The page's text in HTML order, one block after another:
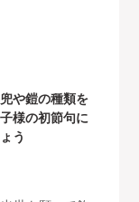
や鎧の種類を
様の初節句に
う